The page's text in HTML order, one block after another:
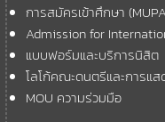
การสมัครเข้าศึกษา
Admission for
แบบฟอร์มและบริการนิสิต
โลโก้คณะดนตรีและการแส
MOU ความร่วมมือ